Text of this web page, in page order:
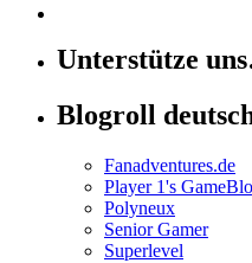
Unterstütze
Blogroll
Fanadventures.de
Player 1's
Polyneux
Senior Gamer
Superlevel